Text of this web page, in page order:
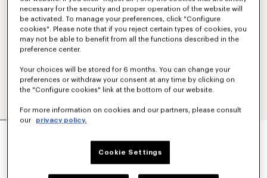
Negro Azulado
necessary for the security and proper operation of the website will
be activated. To manage your preferences, click "Configure
cookies". Please note that if you reject certain types of cookies, you
may not be able to benefit from all the functions described in the
preference center.
Your choices will be stored for 6 months. You can change your
preferences or withdraw your consent at any time by clicking on
the "Configure cookies" link at the bottom of our website.
For more information on cookies and our partners, please consult
our
privacy policy.
Cookie Settings